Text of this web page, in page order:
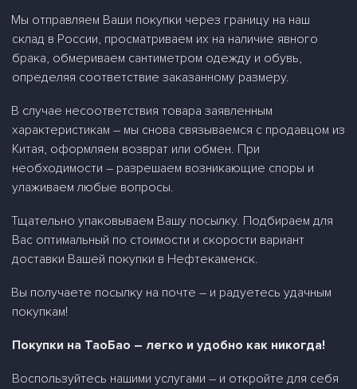
Мы отправляем Ваши покупки через границу на наш
склад в России, просматриваем их на наличие явного
брака, обмериваем сантиметром одежду и обувь,
определяя соответствие заказанному размеру.
В случае несоответствия товара заявленным
характеристикам – мы снова связываемся с продавцом из
Китая, оформляем возврат или обмен. При
необходимости – разрешаем возникающие споры и
улаживаем любые вопросы.
Тщательно упаковываем Вашу посылку. Подбираем для
Вас оптимальный по стоимости и скорости вариант
доставки Вашей покупки в Нефтекаменск.
Вы получаете посылку на почте – и радуетесь удачным
покупкам!
Покупки на ТаоБао – легко и удобно как никогда!
Воспользуйтесь нашими услугами – и откройте для себя